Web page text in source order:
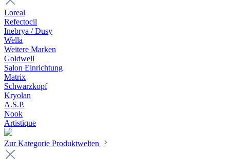
Loreal
Refectocil
Inebrya / Dusy
Wella
Weitere Marken
Goldwell
Salon Einrichtung
Matrix
Schwarzkopf
Kryolan
A.S.P.
Nook
Artistique
Zur Kategorie Produktwelten